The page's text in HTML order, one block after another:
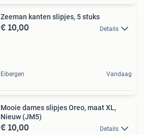
Zeeman kanten slipjes, 5 stuks
€ 10,00 Details
Eibergen Vandaag
Mooie dames slipjes Oreo, maat XL,
Nieuw (JM5)
€ 10,00 Details